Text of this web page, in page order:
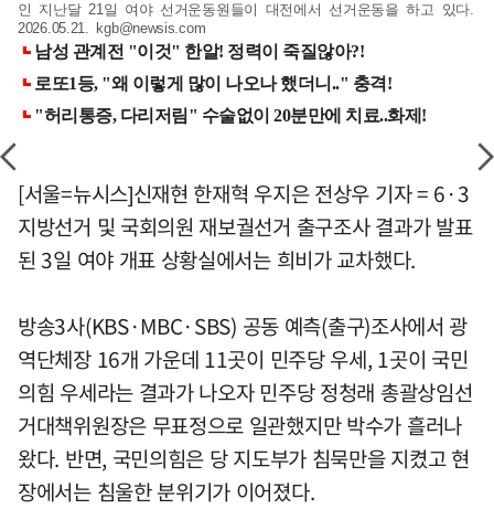
인 지난달 21일 여야 선거운동원들이 대전에서 선거운동을 하고 있다.
2026.05.21. kgb@newsis.com
[서울=뉴시스]신재현 한재혁 우지은 전상우 기자 = 6·3
지방선거 및 국회의원 재보궐선거 출구조사 결과가 발표
된 3일 여야 개표 상황실에서는 희비가 교차했다.
방송3사(KBS·MBC·SBS) 공동 예측(출구)조사에서 광
역단체장 16개 가운데 11곳이 민주당 우세, 1곳이 국민
의힘 우세라는 결과가 나오자 민주당 정청래 총괄상임선
거대책위원장은 무표정으로 일관했지만 박수가 흘러나
왔다. 반면, 국민의힘은 당 지도부가 침묵만을 지켰고 현
장에서는 침울한 분위기가 이어졌다.